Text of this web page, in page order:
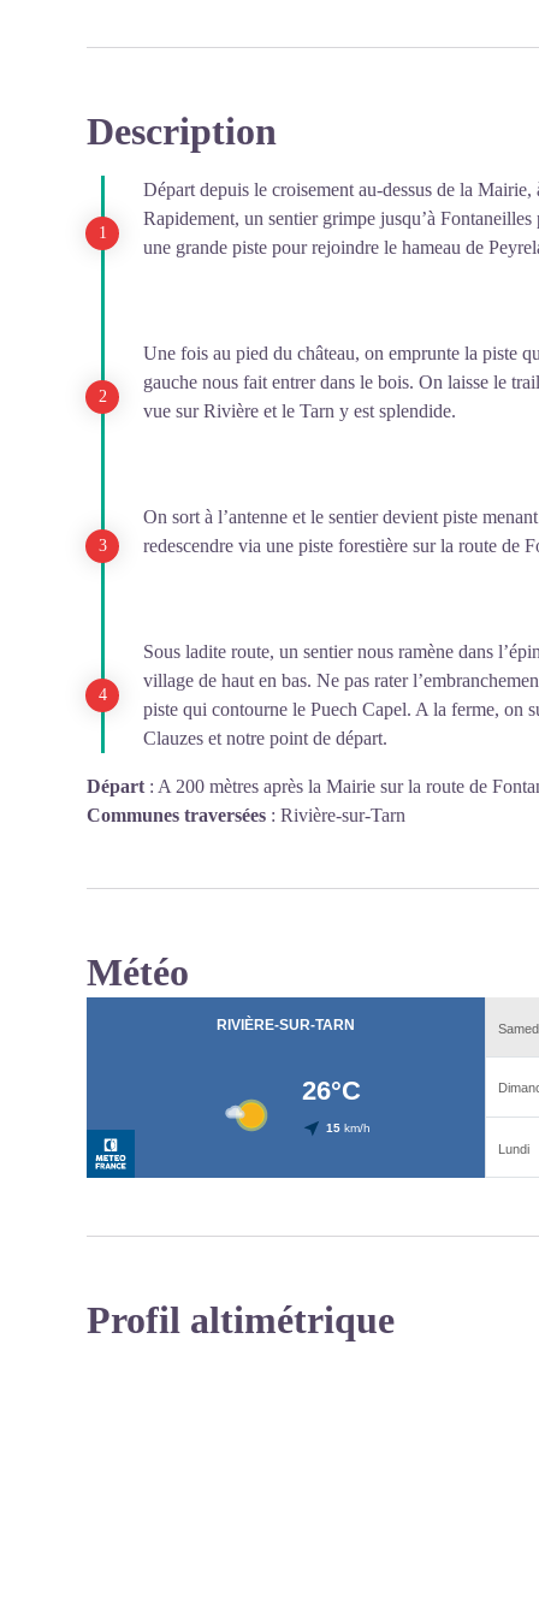
Voir l'image en plein écran
Description
Départ depuis le croisement au-dessus de la Mairie,
Rapidement, un sentier grimpe jusqu’à
une grande piste pour rejoindre le hameau de
Une fois au pied du château, on emprunte la piste
gauche nous fait entrer dans le bois. On laisse le
vue sur Rivière et le Tarn y est splendide.
On sort à l’antenne et le sentier devient piste
redescendre via une piste forestière sur la route de
Sous ladite route, un sentier nous ramène dans
village de haut en bas. Ne pas rater
piste qui contourne le Puech Capel. A la ferme, on
Clauzes et notre point de départ.
Départ : A 200 mètres après la Mairie sur la route de
Communes traversées : Rivière-sur-Tarn
Météo
Profil altimétrique